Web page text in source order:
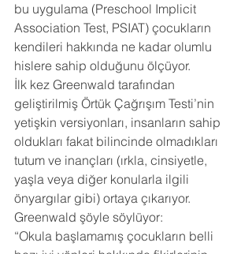
bu uygulama (Preschool Implicit
Association Test, PSIAT) çocukların
kendileri hakkında ne kadar olumlu
hislere sahip olduğunu ölçüyor.
İlk kez Greenwald tarafından
geliştirilmiş Örtük Çağrışım Testi’nin
yetişkin versiyonları, insanların sahip
oldukları fakat bilincinde olmadıkları
tutum ve inançları (ırkla, cinsiyetle,
yaşla veya diğer konularla ilgili
önyargılar gibi) ortaya çıkarıyor.
Greenwald şöyle söylüyor:
“Okula başlamamış çocukların belli